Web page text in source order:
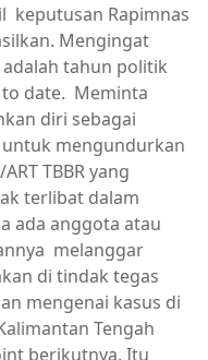
keputusan Rapimnas
Mengingat
tahun politik
date. Meminta
diri sebagai
mengundurkan
TBBR yang
terlibat dalam
ada anggota atau
melanggar
di tindak tegas
mengenai kasus di
Tengah
berikutnya. Itu